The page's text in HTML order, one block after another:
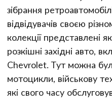
зібрання
відвідувачів своєю
колекції представлені
розкішні західні авто,
Chevrolet. Тут можна
мотоцикли, військову
які свого часу